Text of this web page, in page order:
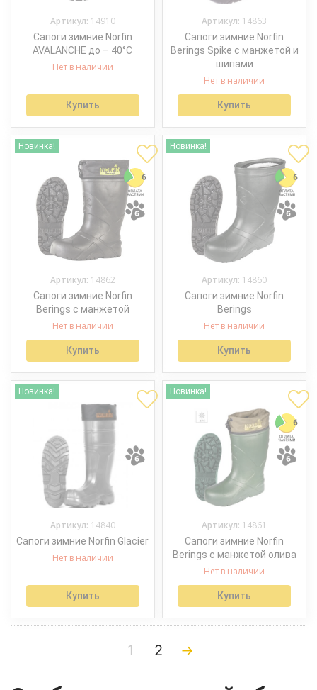
Артикул: 14910
Сапоги зимние Norfin
AVALANCHE до – 40°С
Нет в наличии
Купить
Артикул: 14863
Сапоги зимние Norfin
Berings Spike с манжетой и
шипами
Нет в наличии
Купить
Новинка!
Артикул: 14862
Сапоги зимние Norfin
Berings с манжетой
Нет в наличии
Купить
Новинка!
Артикул: 14860
Сапоги зимние Norfin
Berings
Нет в наличии
Купить
Новинка!
Артикул: 14840
Сапоги зимние Norfin Glacier
Нет в наличии
Купить
Новинка!
Артикул: 14861
Сапоги зимние Norfin
Berings с манжетой олива
Нет в наличии
Купить
1 2 →